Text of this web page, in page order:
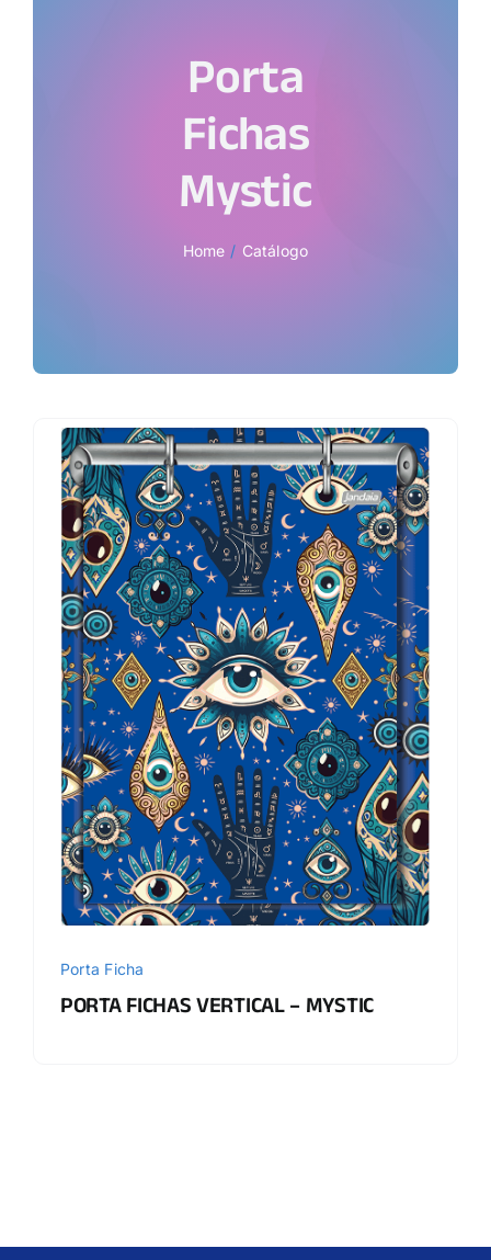
Porta
Fichas
Mystic
Home Catálogo
Porta Ficha
PORTA FICHAS VERTICAL – MYSTIC